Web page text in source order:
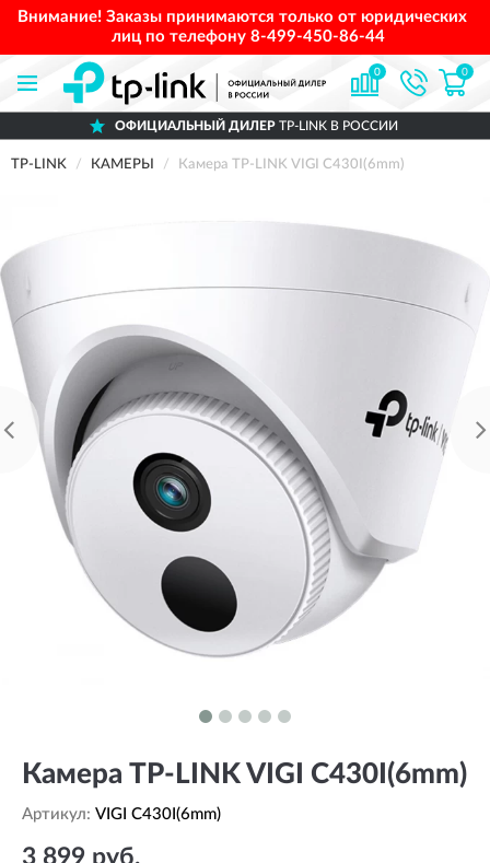
Внимание! Заказы принимаются только от юридических
лиц по телефону 8-499-450-86-44
0 0
ОФИЦИАЛЬНЫЙ ДИЛЕР TP-LINK В РОССИИ
TP-LINK КАМЕРЫ Камера TP-LINK VIGI C430I(6mm)
Камера TP-LINK VIGI C430I(6mm)
Артикул: VIGI C430I(6mm)
3 899 руб.